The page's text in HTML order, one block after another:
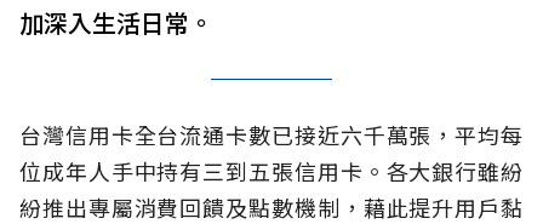
加深入生活日常。
台灣信用卡全台流通卡數已接近六千萬張，平均每
位成年人手中持有三到五張信用卡。各大銀行雖紛
紛推出專屬消費回饋及點數機制，藉此提升用戶黏